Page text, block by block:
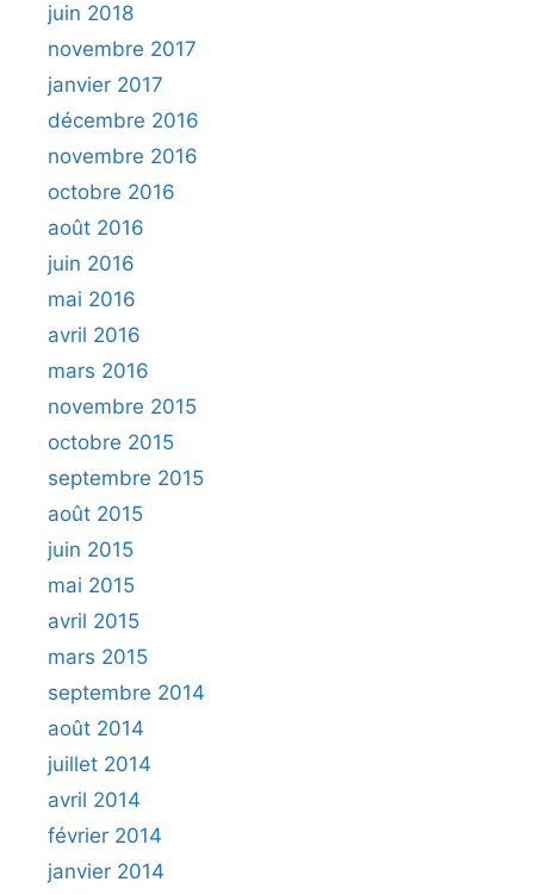
juin 2018
novembre 2017
janvier 2017
décembre 2016
novembre 2016
octobre 2016
août 2016
juin 2016
mai 2016
avril 2016
mars 2016
novembre 2015
octobre 2015
septembre 2015
août 2015
juin 2015
mai 2015
avril 2015
mars 2015
septembre 2014
août 2014
juillet 2014
avril 2014
février 2014
janvier 2014